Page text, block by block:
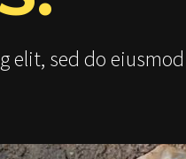
elit, sed do